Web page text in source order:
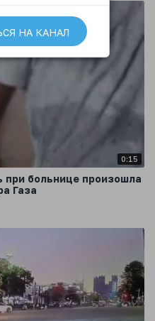
0:15
при больнице произошла
Газа
НА КАНАЛ